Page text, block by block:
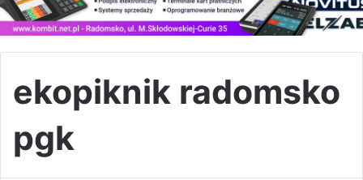
ekopiknik radomsko
pgk